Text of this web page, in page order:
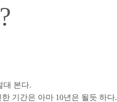
대 본다.
기간은 아마 10년은 될듯 하다.